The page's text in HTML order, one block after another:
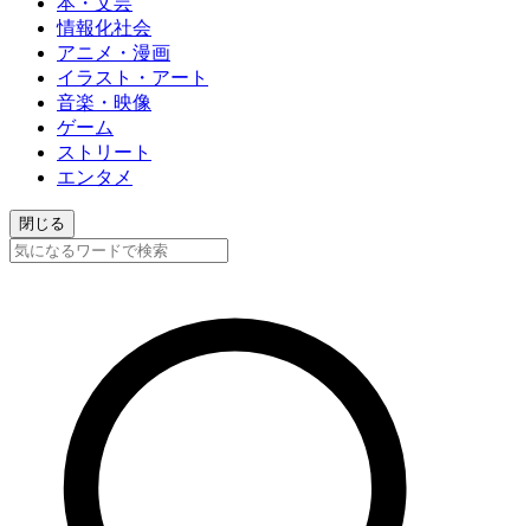
情報化社会
アニメ・漫画
イラスト・アート
音楽・映像
ゲーム
ストリート
エンタメ
閉じる